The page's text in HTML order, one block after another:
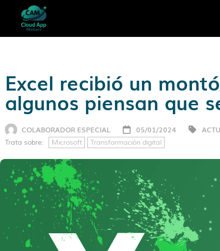
Excel recibió un
algunos piensan que
COLABORADOR ESPECIAL 05/01/2024
Trata sobre: Microsoft Transformación digital